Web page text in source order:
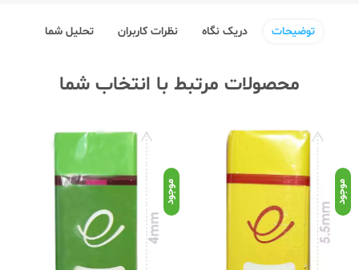
توضیحات دریک نگاه نظرات کاربران تحلیل شما
محصولات مرتبط با انتخاب شما
موجود موجود